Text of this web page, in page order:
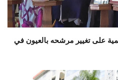
على تغيير مرشحه بالعيون في